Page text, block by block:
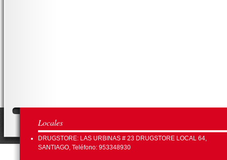
Locales
DRUGSTORE: LAS URBINAS # 23 DRUGSTORE LOCAL 64,
SANTIAGO, Teléfono: 953348930